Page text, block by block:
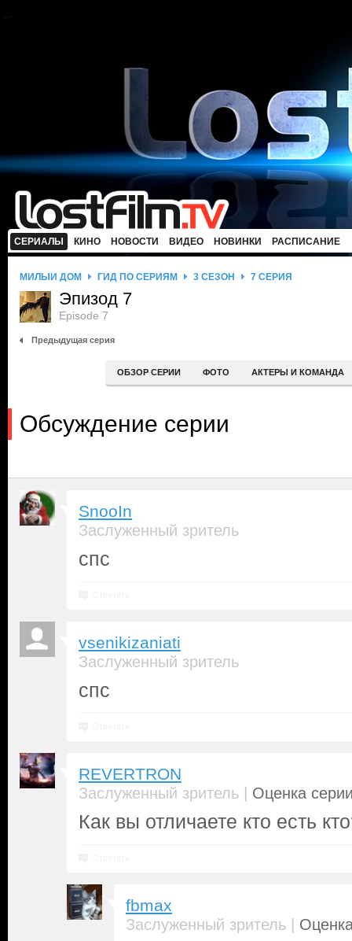
СЕРИАЛЫ КИНО НОВОСТИ ВИДЕО НОВИНКИ РАСПИСАНИЕ
МИЛЫЙ ДОМ ГИД ПО СЕРИЯМ 3 СЕЗОН 7 СЕРИЯ
Эпизод 7
Episode 7
Предыдущая серия
ОБЗОР СЕРИИ ФОТО АКТЕРЫ И КОМАНДА
Обсуждение серии
SnooIn
Заслуженный зритель
спс
vsenikizaniati
Заслуженный зритель
спс
REVERTRON
Заслуженный зритель | Оценка
Как вы отличаете кто есть
fbmax
Заслуженный зритель |